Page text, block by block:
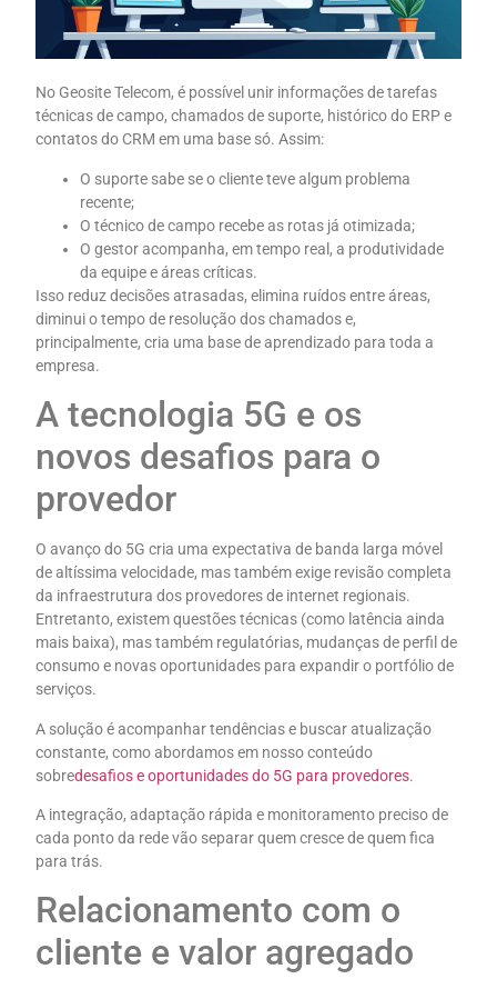
No Geosite Telecom, é possível unir informações de tarefas
técnicas de campo, chamados de suporte, histórico do ERP e
contatos do CRM em uma base só. Assim:
O suporte sabe se o cliente teve algum problema
recente;
O técnico de campo recebe as rotas já otimizada;
O gestor acompanha, em tempo real, a produtividade
da equipe e áreas críticas.
Isso reduz decisões atrasadas, elimina ruídos entre áreas,
diminui o tempo de resolução dos chamados e,
principalmente, cria uma base de aprendizado para toda a
empresa.
A tecnologia 5G e os
novos desafios para o
provedor
O avanço do 5G cria uma expectativa de banda larga móvel
de altíssima velocidade, mas também exige revisão completa
da infraestrutura dos provedores de internet regionais.
Entretanto, existem questões técnicas (como latência ainda
mais baixa), mas também regulatórias, mudanças de perfil de
consumo e novas oportunidades para expandir o portfólio de
serviços.
A solução é acompanhar tendências e buscar atualização
constante, como abordamos em nosso conteúdo
sobredesafios e oportunidades do 5G para provedores.
A integração, adaptação rápida e monitoramento preciso de
cada ponto da rede vão separar quem cresce de quem fica
para trás.
Relacionamento com o
cliente e valor agregado